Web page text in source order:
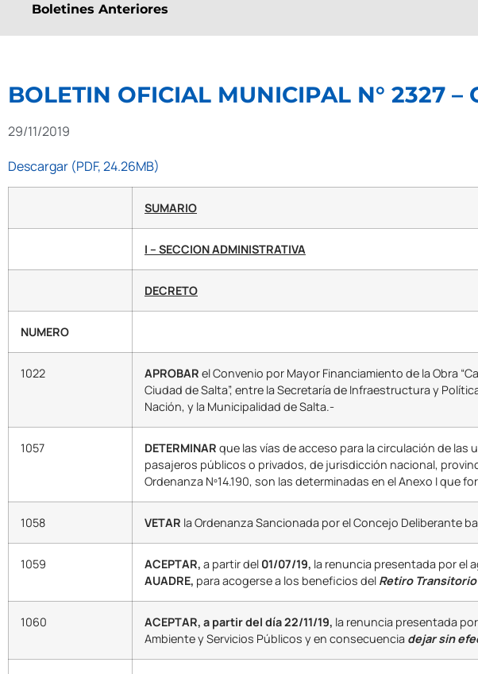
Boletines Anteriores
BOLETIN OFICIAL MUNICIPAL N° 2327 –
29/11/2019
Descargar (PDF, 24.26MB)
SUMARIO
I – SECCION ADMINISTRATIVA
DECRETO
NUMERO
1022 APROBAR el Convenio por Mayor Financiamiento de la Obra
Ciudad de Salta”, entre la Secretaría de Infraestructura y
Nación, y la Municipalidad de Salta.-
1057 DETERMINAR que las vías de acceso para la circulación de
pasajeros públicos o privados, de jurisdicción nacional,
Ordenanza Nº14.190, son las determinadas en el Anexo I que
1058 VETAR la Ordenanza Sancionada por el Concejo Deliberante
1059 ACEPTAR, a partir del 01/07/19, la renuncia presentada por el
AUADRE, para acogerse a los beneficios del Retiro
1060 ACEPTAR, a partir del día 22/11/19, la renuncia presentada por
Ambiente y Servicios Públicos y en consecuencia dejar sin